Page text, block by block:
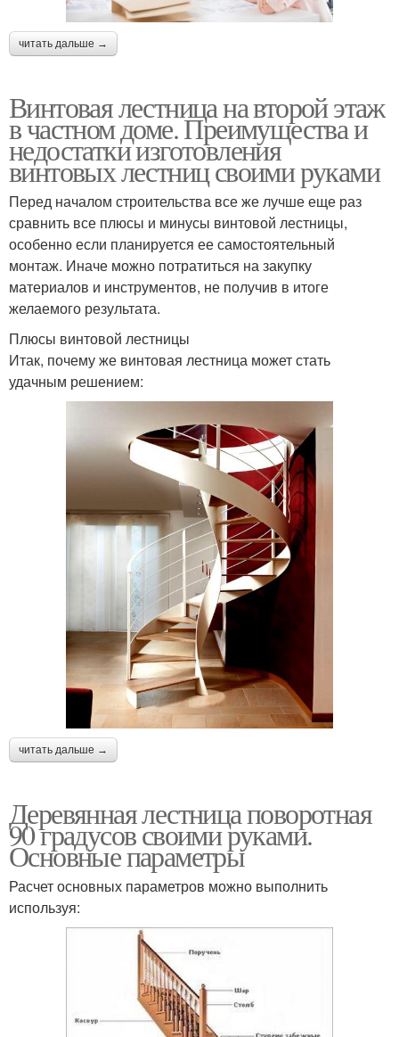
читать дальше →
Винтовая лестница на второй этаж
в частном доме. Преимущества и
недостатки изготовления
винтовых лестниц своими руками
Перед началом строительства все же лучше еще раз
сравнить все плюсы и минусы винтовой лестницы,
особенно если планируется ее самостоятельный
монтаж. Иначе можно потратиться на закупку
материалов и инструментов, не получив в итоге
желаемого результата.
Плюсы винтовой лестницы
Итак, почему же винтовая лестница может стать
удачным решением:
читать дальше →
Деревянная лестница поворотная
90 градусов своими руками.
Основные параметры
Расчет основных параметров можно выполнить
используя: